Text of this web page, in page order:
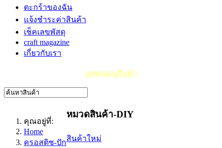
ตะกร้าของฉัน
แจ้งชำระค่าสินค้า
เช็คเลขพัสดุ
craft magazine
เกี่ยวกับเรา
แสดงเมนูสินค้า
คุณอยู่ที่:
Home
ครอสติช-ปัก
หมวดสินค้า-DIY
สินค้าใหม่